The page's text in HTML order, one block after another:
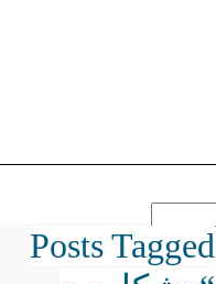
Posts Tagged